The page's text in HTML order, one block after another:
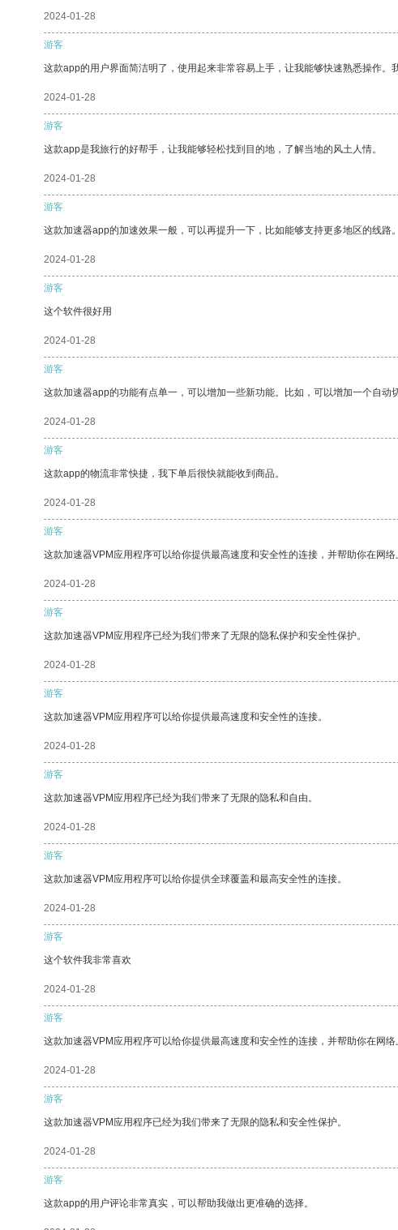
2024-01-28
游客
这款app的用户界面简洁明了，使用起来非常容易上手，让我能够快速熟悉操作。
2024-01-28
游客
这款app是我旅行的好帮手，让我能够轻松找到目的地，了解当地的风土人情。
2024-01-28
游客
这款加速器app的加速效果一般，可以再提升一下，比如能够支持更多地区的线路。
2024-01-28
游客
这个软件很好用
2024-01-28
游客
这款加速器app的功能有点单一，可以增加一些新功能。比如，可以增加一个自
2024-01-28
游客
这款app的物流非常快捷，我下单后很快就能收到商品。
2024-01-28
游客
这款加速器VPM应用程序可以给你提供最高速度和安全性的连接，并帮助你在网络
2024-01-28
游客
这款加速器VPM应用程序已经为我们带来了无限的隐私保护和安全性保护。
2024-01-28
游客
这款加速器VPM应用程序可以给你提供最高速度和安全性的连接。
2024-01-28
游客
这款加速器VPM应用程序已经为我们带来了无限的隐私和自由。
2024-01-28
游客
这款加速器VPM应用程序可以给你提供全球覆盖和最高安全性的连接。
2024-01-28
游客
这个软件我非常喜欢
2024-01-28
游客
这款加速器VPM应用程序可以给你提供最高速度和安全性的连接，并帮助你在网络
2024-01-28
游客
这款加速器VPM应用程序已经为我们带来了无限的隐私和安全性保护。
2024-01-28
游客
这款app的用户评论非常真实，可以帮助我做出更准确的选择。